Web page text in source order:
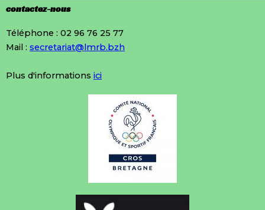
contactez-nous
Téléphone : 02 96 76 25 77
Mail : secretariat@lmrb.bzh
Plus d'informations ici